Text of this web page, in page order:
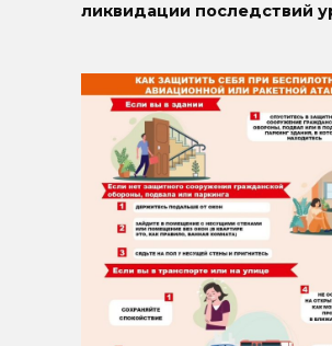
ликвидации последствий